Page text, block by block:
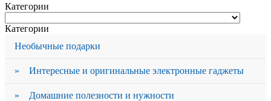
Категории
Категории
Необычные подарки
» Интересные и оригинальные электронные гаджеты
» Домашние полезности и нужности